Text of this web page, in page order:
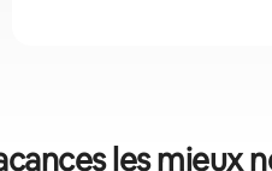
les mieux